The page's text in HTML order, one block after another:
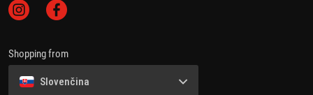
Shopping from
Slovenčina